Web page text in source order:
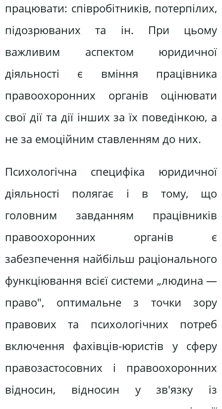
працювати: співробітників, потерпілих,
підозрюваних та ін. При цьому
важливим аспектом юридичної
діяльності є вміння працівника
правоохоронних органів оцінювати
свої дії та дії інших за їх поведінкою, а
не за емоційним ставленням до них.
Психологічна специфіка юридичної
діяльності полягає і в тому, що
головним завданням працівників
правоохоронних органів є
забезпечення найбільш раціонального
функціювання всієї системи „людина —
право", оптимальне з точки зору
правових та психологічних потреб
включення фахівців-юристів у сферу
правозастосовних і правоохоронних
відносин, відносин у зв'язку із